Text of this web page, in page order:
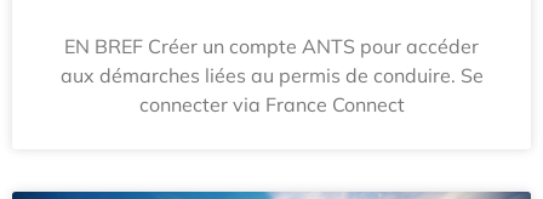
EN BREF Créer un compte ANTS pour accéder
aux démarches liées au permis de conduire. Se
connecter via France Connect